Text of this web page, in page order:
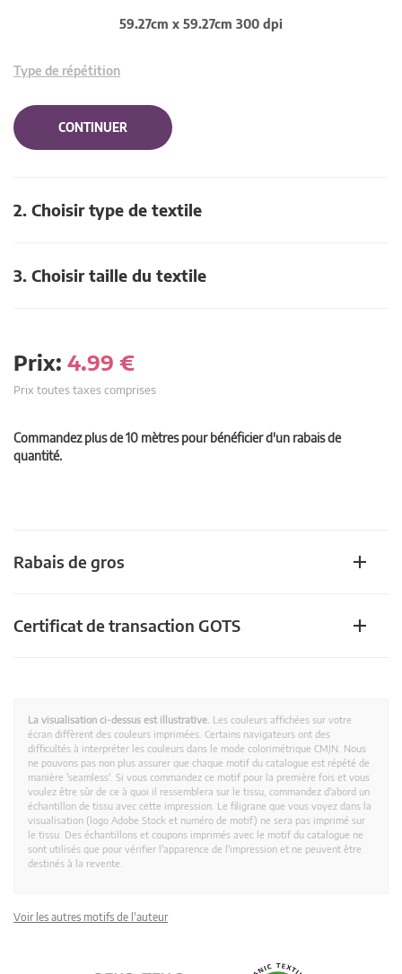
59.27cm x 59.27cm 300 dpi
Type de répétition
CONTINUER
2. Choisir type de textile
3. Choisir taille du textile
Prix: 4.99 €
Prix toutes taxes comprises
Commandez plus de 10 mètres pour bénéficier d'un rabais de
quantité.
Rabais de gros
Certificat de transaction GOTS
La visualisation ci-dessus est illustrative. Les couleurs affichées sur votre
écran diffèrent des couleurs imprimées. Certains navigateurs ont des
difficultés à interpréter les couleurs dans le mode colorimétrique CMJN. Nous
ne pouvons pas non plus assurer que chaque motif du catalogue est répété de
manière 'seamless'. Si vous commandez ce motif pour la première fois et vous
voulez être sûr de ce à quoi il ressemblera sur le tissu, commandez d'abord un
échantillon de tissu avec cette impression. Le filigrane que vous voyez dans la
visualisation (logo Adobe Stock et numéro de motif) ne sera pas imprimé sur
le tissu. Des échantillons et coupons imprimés avec le motif du catalogue ne
sont utilisés que pour vérifier l'apparence de l'impression et ne peuvent être
destinés à la revente.
Voir les autres motifs de l'auteur